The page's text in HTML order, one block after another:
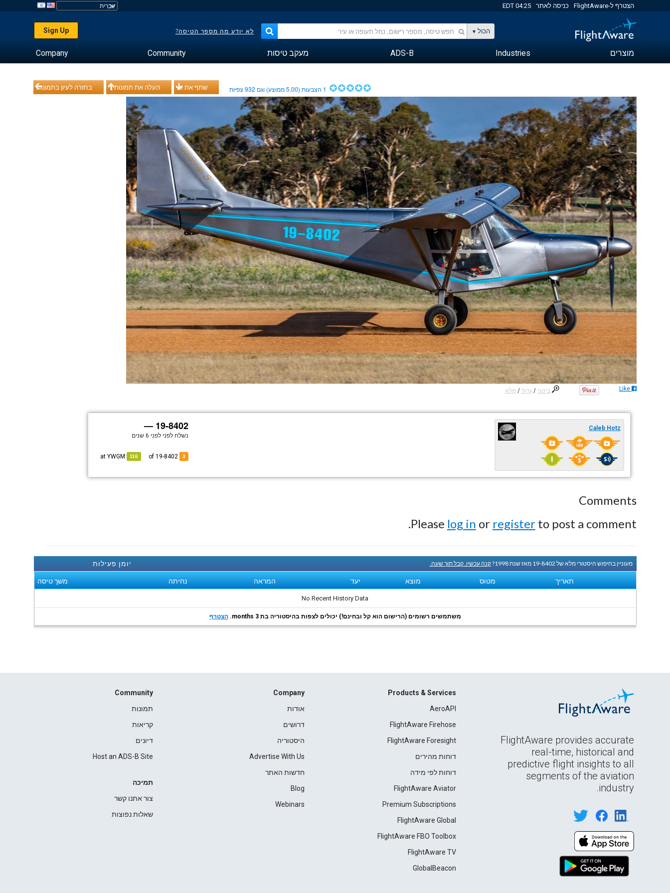
הצטרף ל-FlightAware כניסה לאתר 04:25 EDT
הכול לא יודע מה מספר הטיסה? Sign Up
מוצרים Industries
ADS-B מעקב טיסות Community
Company
בחזרה לעיון בתמונות העלה את תמונותיך שתף את זה 1 הצבעות (5.00ממוצע) וגם 932צפיות
בינוני /גדול / מלא Like
19-8402 —
נשלח לפני לפני 6 שנים
3
116
YWGM
Caleb Hotz
Comments
Please log in or registerto post a comment.
יומן פעילות מעוניין בחיפוש היסטורי מלא של 19-8402 מאז שנת 1998? קנה עכשיו. קבל תוך שעה.
תאריך מטוס מוצא יעד המראה נחיתה משך טיסה
No Recent History Data
משתמשים רשומים (הרישום הוא קל ובחינם!) יכולים לצפות בהיסטוריה בת 3 months. הצטרף
FlightAware provides accurate
real-time, historical and
predictive flight insights to all
segments of the aviation
industry.
Products & Services
AeroAPI
FlightAware Firehose
FlightAware Foresight
דוחות מהירים
דוחות לפי מידה
FlightAware Aviator
Premium Subscriptions
FlightAware Global
FlightAware FBO Toolbox
FlightAware TV
GlobalBeacon
Company
אודות
דרושים
היסטוריה
Advertise With Us
חדשות האתר
Blog
Webinars
Community
תמונות
קריאות
דיונים
Host an ADS-B Site
תמיכה
צור אתנו קשר
שאלות נפוצות